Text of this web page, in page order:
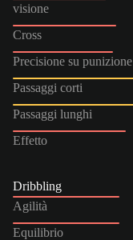
visione
Cross
Precisione su punizione
Passaggi corti
Passaggi lunghi
Effetto
Dribbling
Agilità
Equilibrio